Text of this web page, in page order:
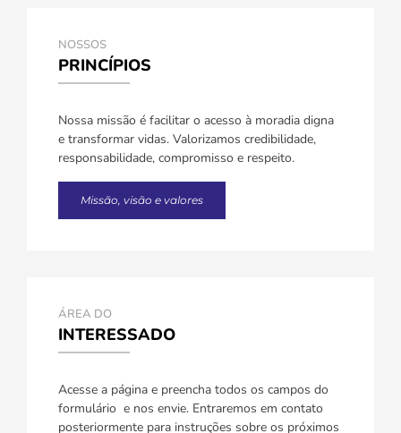
NOSSOS
PRINCÍPIOS
Nossa missão é facilitar o acesso à moradia digna
e transformar vidas. Valorizamos credibilidade,
responsabilidade, compromisso e respeito.
Missão, visão e valores
ÁREA DO
INTERESSADO
Acesse a página e preencha todos os campos do
formulário e nos envie. Entraremos em contato
posteriormente para instruções sobre os próximos